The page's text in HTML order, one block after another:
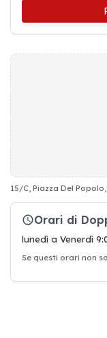
15/C, Piazza Del Popolo,
Orari di
lunedì a Venerdì
Se questi orari non